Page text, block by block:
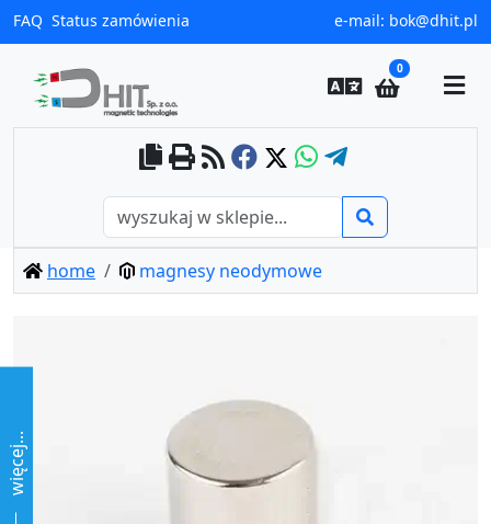
FAQ Status zamówienia e-mail: bok@dhit.pl
0
home magnesy neodymowe
więcej...